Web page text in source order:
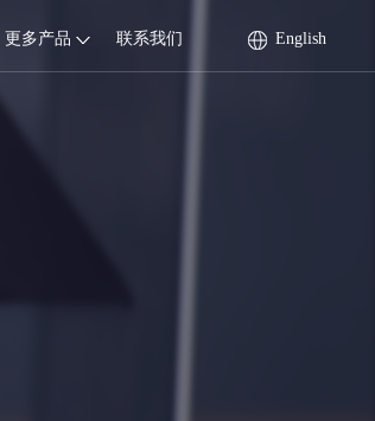
更多产品 联系我们 English